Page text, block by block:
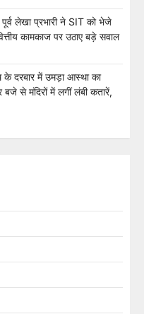
पूर्व लेखा प्रभारी ने SIT को भेजे
कामकाज पर उठाए बड़े सवाल
के दरबार में उमड़ा आस्था का
से मंदिरों में लगीं लंबी कतारें,